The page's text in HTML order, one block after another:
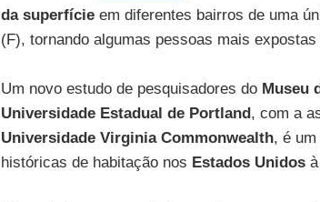
da superfícieem diferentes bairros de uma
(F), tornando algumas pessoas mais
Um novo estudo de pesquisadores do Museu
Universidade Estadual de Portland, com a
Universidade Virginia Commonwealth, é
históricas de habitação nos Estados Unidosà